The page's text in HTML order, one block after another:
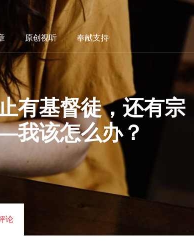
原创视听 奉献支持
有基督徒，还有宗
该怎么办？
论